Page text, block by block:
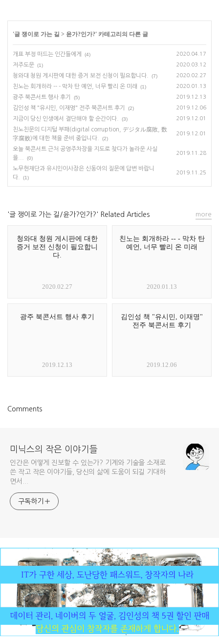
'글 쟁이로 가는 길 > 윤가?인가?' 카테고리의 다른 글
개표 부정 떠드는 인간들에게 (4) 2020.04.17
저주도문 (1) 2020.03.12
청와대 청원 게시판에 대한 증거 보전 신청이 필요합니다. (7) 2020.02.27
친노는 회개하라 -- - 막차 탄 예언, 너무 빨리 온 미래 (1) 2020.01.13
광주 북콘서트 행사 후기 (5) 2019.12.13
김인성 책 "유시민, 이재명" 전주 북콘서트 후기 (2) 2019.12.06
지금이 당신 인생에서 결단해야 할 순간이다. (3) 2019.12.01
친노친문의 디지털 부패(digital corruption, デジタル腐敗, 数
字腐败)에 대한 책을 준비 중입니다.
(2)
2019.12.01
오늘 북콘서트 근처 공영주차장을 지도로 찾다가 놀라운 사실
을...
(0)
2019.11.28
노무현재단과 유시민이사장은 신동아의 질문에 답변 바랍니
다.
(1)
2019.11.25
'글 쟁이로 가는 길/윤가?인가?' Related Articles
청와대 청원 게시판에 대한
증거 보전 신청이 필요합니
다.
2020.02.27
친노는 회개하라 -- - 막차 탄
예언, 너무 빨리 온 미래
2020.01.13
광주 북콘서트 행사 후기
2019.12.13
김인성 책 "유시민, 이재명"
전주 북콘서트 후기
2019.12.06
more
Comments
미닉스의 작은 이야기들
인간은 어떻게 진보할 수 있는가? 기계와 기술을 소재로
쓴 작고 작은 이야기들, 당신의 삶에 도움이 되길 기대하
면서...
구독하기